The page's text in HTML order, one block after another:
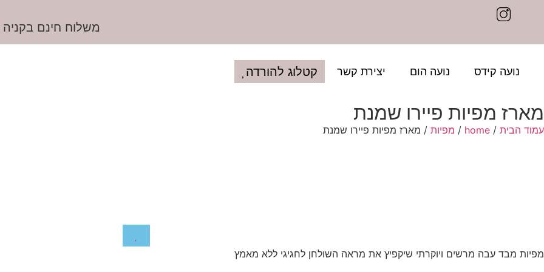
משלוח חינם בקניה
נועה קידס נועה הום יצירת קשר קטלוג להורדה
מארז מפיות פיירו שמנת
עמוד הבית /
home
/ מפיות / מארז מפיות פיירו שמנת
מפיות מבד עבה מרשים ויוקרתי שיקפיץ את מראה השולחן לחגיגי ללא מאמץ